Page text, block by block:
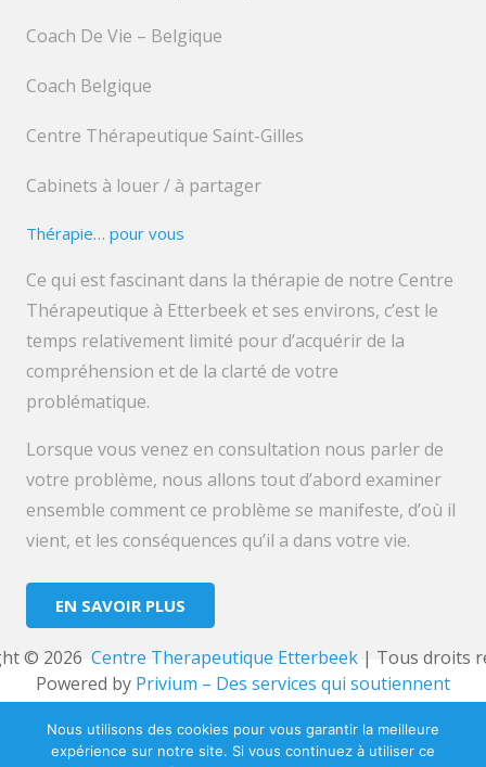
Coach De Vie – Belgique
Coach Belgique
Centre Thérapeutique Saint-Gilles
Cabinets à louer / à partager
Thérapie… pour vous
Ce qui est fascinant dans la thérapie de notre Centre
Thérapeutique à Etterbeek et ses environs, c’est le
temps relativement limité pour d’acquérir de la
compréhension et de la clarté de votre
problématique.
Lorsque vous venez en consultation nous parler de
votre problème, nous allons tout d’abord examiner
ensemble comment ce problème se manifeste, d’où il
vient, et les conséquences qu’il a dans votre vie.
EN SAVOIR PLUS
© 2026 Centre Therapeutique Etterbeek | Tous droits
Powered by Privium – Des services qui soutiennent
hypnotherapeutes.
Nous utilisons des cookies pour vous garantir la meilleure
expérience sur notre site. Si vous continuez à utiliser ce